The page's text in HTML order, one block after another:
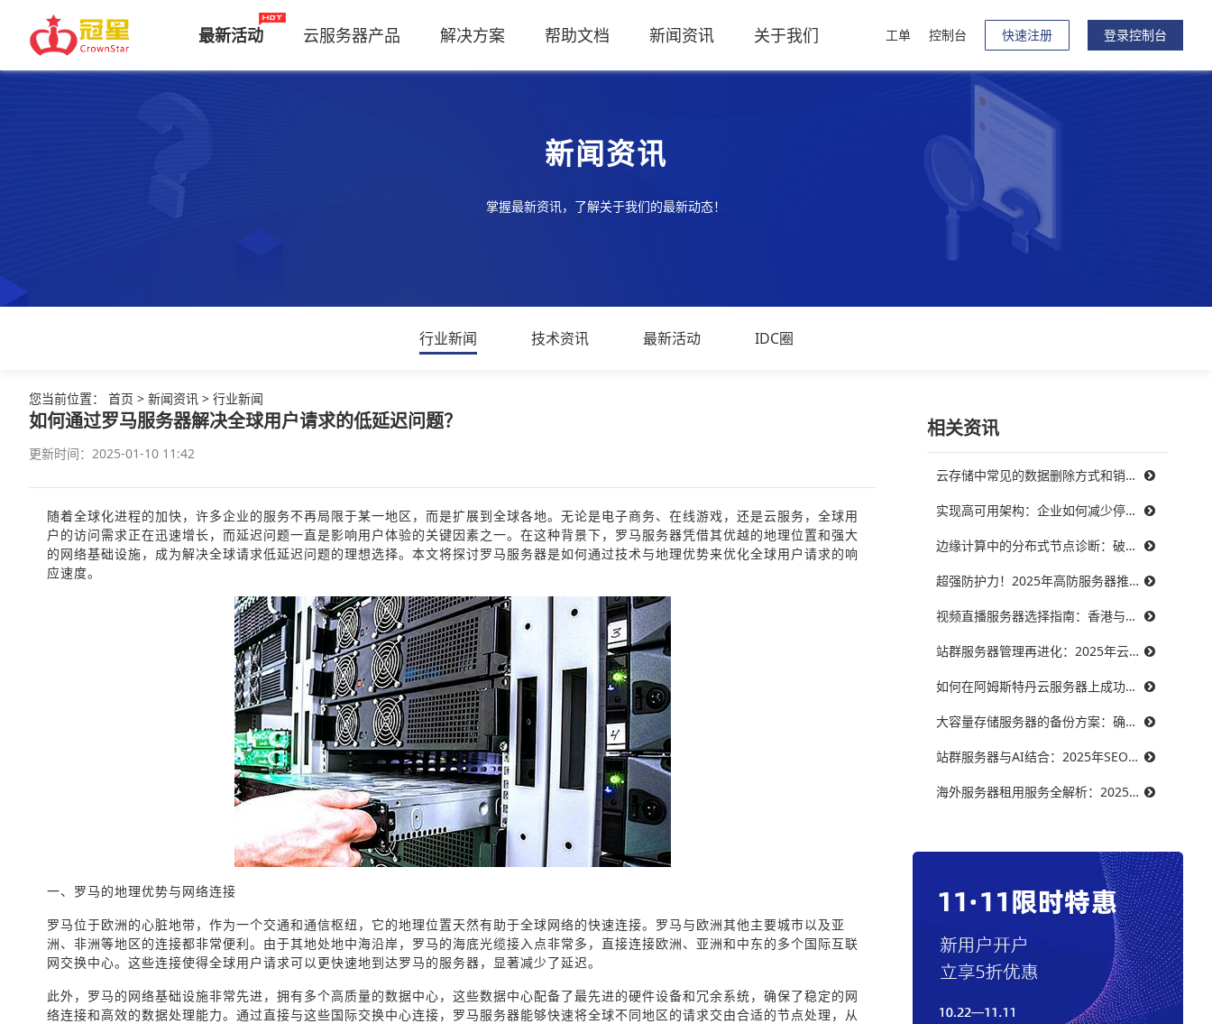
最新活动 云服务器产品 解决方案 帮助文档 新闻资讯 关于我们 工单 控制台 快速注册 登录控制台
新闻资讯
掌握最新资讯，了解关于我们的最新动态！
行业新闻 技术资讯 最新活动 IDC圈
您当前位置： 首页 > 新闻资讯 > 行业新闻
如何通过罗马服务器解决全球用户请求的低延迟问题？
更新时间：2025-01-10 11:42
随着全球化进程的加快，许多企业的服务不再局限于某一地区，而是扩展到全球各地。无论是电子商务、在线游戏，还是云服务，全球用
户的访问需求正在迅速增长，而延迟问题一直是影响用户体验的关键因素之一。在这种背景下，罗马服务器凭借其优越的地理位置和强大
的网络基础设施，成为解决全球请求低延迟问题的理想选择。本文将探讨罗马服务器是如何通过技术与地理优势来优化全球用户请求的响
应速度。
一、罗马的地理优势与网络连接
罗马位于欧洲的心脏地带，作为一个交通和通信枢纽，它的地理位置天然有助于全球网络的快速连接。罗马与欧洲其他主要城市以及亚
洲、非洲等地区的连接都非常便利。由于其地处地中海沿岸，罗马的海底光缆接入点非常多，直接连接欧洲、亚洲和中东的多个国际互联
网交换中心。这些连接使得全球用户请求可以更快速地到达罗马的服务器，显著减少了延迟。
此外，罗马的网络基础设施非常先进，拥有多个高质量的数据中心，这些数据中心配备了最先进的硬件设备和冗余系统，确保了稳定的网
络连接和高效的数据处理能力。通过直接与这些国际交换中心连接，罗马服务器能够快速将全球不同地区的请求交由合适的节点处理，从
相关资讯
云存储中常见的数据删除方式和销毁策略
实现高可用架构：企业如何减少停机时间，提升业务连续性
边缘计算中的分布式节点诊断：破解三大难题，提升系统可靠性
超强防护力！2025年高防服务器推荐，保障你的在线服务不受威胁
视频直播服务器选择指南：香港与美国带宽对比，哪个更能满足需求？
站群服务器管理再进化：2025年云技术提升效率的最佳实践
如何在阿姆斯特丹云服务器上成功搭建智能制造系统？
大容量存储服务器的备份方案：确保数据安全无忧
站群服务器与AI结合：2025年SEO优化的未来趋势
海外服务器租用服务全解析：2025年十大优秀提供商推荐